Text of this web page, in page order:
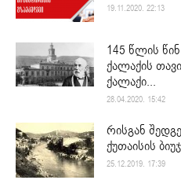
19.11.2020. 22:13
145 წლის
ქალაქის
ქალაქი...
28.04.2020. 15:42
რისგან
ქუთაისის
25.12.2019. 17:39